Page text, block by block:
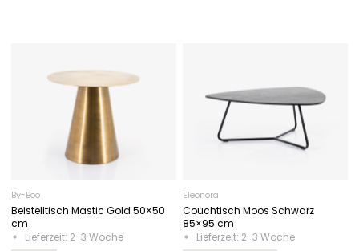
By-Boo
Beistelltisch Mastic Gold 50×50
cm
Lieferzeit: 2-3 Woche
Eleonora
Couchtisch Moos Schwarz
85×95 cm
Lieferzeit: 2-3 Woche